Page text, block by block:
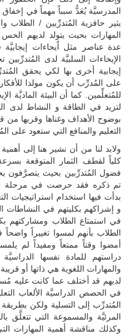
المدرسيَّة يُعَدُّ سبباً مهماً في
يثير حافزية المُتدرِّبين / الطلاب
المهارات بحيث يتولد لديهم
عدة عناصر مثل اٌيحاءات إيجابيَّة
الإيحاءات السلبيَّة لدى المُتدرِّبين
إيجابية أخرى بها لكي يحقق
على المُدرِّب أن يكون مولدا
للمُتعلِّمين. كما أن البيئة الماديَّة
لتزيد في الطاقة و النشاط لدى
بوضوح الأهداف وغناها وقربها من
التعليم والمنافع التي ستعود على
ولابد لنا من أن نشير هنا إلى
كلياً لقطف الثمار المتوقعة
فضول المُتدرِّبين بحيث
تم ذكره فقد حرصت في مرحلة
بدأت فيها استخدام استراتيجيات
و إشراكهم بكليتهم في النشاطات
في استمتاع الطلاب ومشاركتهم
الطلاب بأنهم لمسوا تغييراً
أمضوا وقتاً ممتعاً ومفيداً لم
دراستهم للمادة نفسها
والمهارات اللغوية هي ذاتها أو
لديهم قد أختلف عما كانت عليه
في الحصص الدراسيَّة الألعاب
المُتدرِّب إلى التسلية ولكن
المرئيَّة والمسموعة التي تتعلَّق
وكذلك مناقشة أهمية المهارات